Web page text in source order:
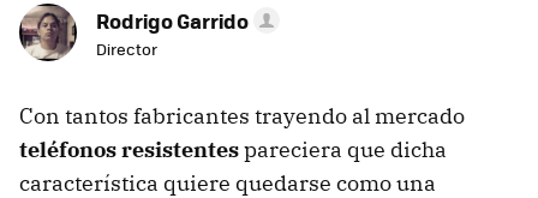
Rodrigo Garrido
Director
Con tantos fabricantes trayendo al mercado
teléfonos resistentespareciera que dicha
característica quiere quedarse como una